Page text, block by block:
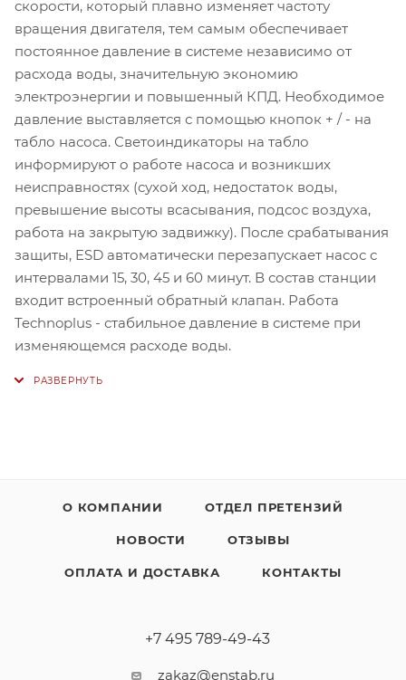
скорости, который плавно изменяет частоту
вращения двигателя, тем самым обеспечивает
постоянное давление в системе независимо от
расхода воды, значительную экономию
электроэнергии и повышенный КПД. Необходимое
давление выставляется с помощью кнопок + / - на
табло насоса. Светоиндикаторы на табло
информируют о работе насоса и возникших
неисправностях (сухой ход, недостаток воды,
превышение высоты всасывания, подсос воздуха,
работа на закрытую задвижку). После срабатывания
защиты, ESD автоматически перезапускает насос с
интервалами 15, 30, 45 и 60 минут. В состав станции
входит встроенный обратный клапан. Работа
Technoplus - стабильное давление в системе при
изменяющемся расходе воды.
О КОМПАНИИ ОТДЕЛ ПРЕТЕНЗИЙ
НОВОСТИ ОТЗЫВЫ
ОПЛАТА И ДОСТАВКА КОНТАКТЫ
+7 495 789-49-43
zakaz@enstab.ru